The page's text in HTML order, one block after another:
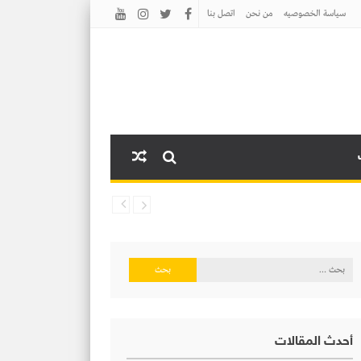
سياسة الخصوصيه من نحن اتصل بنا
البحث
أحدث المقالات